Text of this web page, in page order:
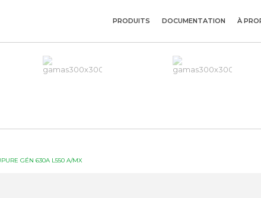
PRODUITS DOCUMENTATION À
GÉN 630A L550 A/MX